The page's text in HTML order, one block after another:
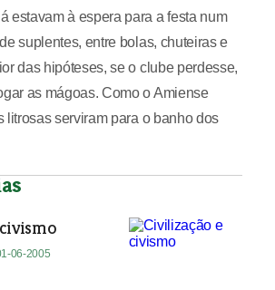
estavam à espera para a festa num
suplentes, entre bolas, chuteiras e
das hipóteses, se o clube perdesse,
as mágoas. Como o Amiense
litrosas serviram para o banho dos
06-2005